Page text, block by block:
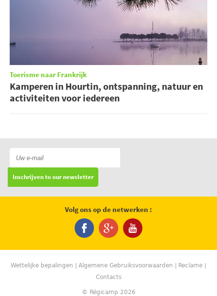
Toerisme naar Frankrijk
Kamperen in Hourtin, ontspanning, natuur en
activiteiten voor iedereen
Inschrijven to our newsletter
Volg ons op de netwerken :
Wettelijke bepalingen Algemene Gebruiksvoorwaarden
Reclame
Contacts
© Régicamp 2026